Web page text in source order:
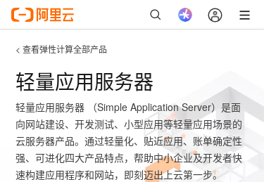
< 查看弹性计算全部产品
轻量应用服务器
轻量应用服务器 （Simple Application Server）是面
向网站建设、开发测试、小型应用等轻量应用场景的
云服务器产品。通过轻量化、贴近应用、账单确定性
强、可进化四大产品特点，帮助中小企业及开发者快
速构建应用程序和网站，即刻迈出上云第一步。